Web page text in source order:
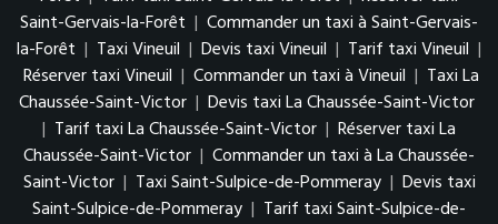
Saint-Gervais-la-Forêt | Commander un taxi à Saint-Gervais-
la-Forêt | Taxi Vineuil | Devis taxi Vineuil | Tarif taxi Vineuil |
Réserver taxi Vineuil | Commander un taxi à Vineuil | Taxi La
Chaussée-Saint-Victor | Devis taxi La Chaussée-Saint-Victor
| Tarif taxi La Chaussée-Saint-Victor | Réserver taxi La
Chaussée-Saint-Victor | Commander un taxi à La Chaussée-
Saint-Victor | Taxi Saint-Sulpice-de-Pommeray | Devis taxi
Saint-Sulpice-de-Pommeray | Tarif taxi Saint-Sulpice-de-